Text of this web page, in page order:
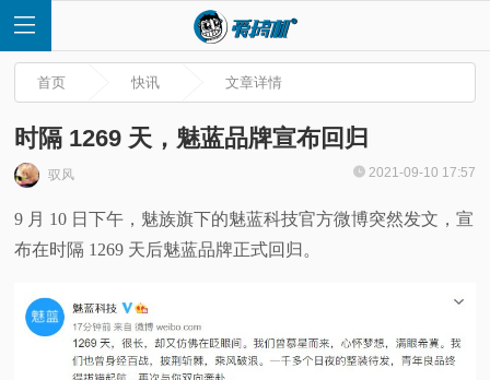
页
快
首页 快讯 文章详情
时隔 1269 天，魅蓝品牌宣布回归
驭风 2021-09-10 17:57
9 月 10 日下午，魅族旗下的魅蓝科技官方微博突然发文，宣
布在时隔 1269 天后魅蓝品牌正式回归。